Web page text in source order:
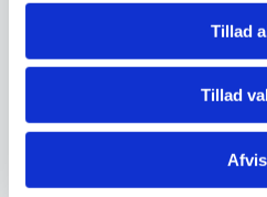
Tillad
Tillad
Afvis
Led spejlene er perfekte
du får en god lyskilde,
blændet af LED lyset.
Lyset er i et naturligt
dig et dejlig naturligt lys.